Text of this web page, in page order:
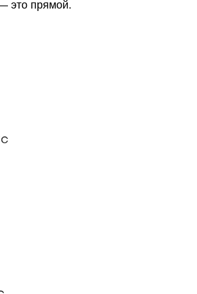
это прямой.